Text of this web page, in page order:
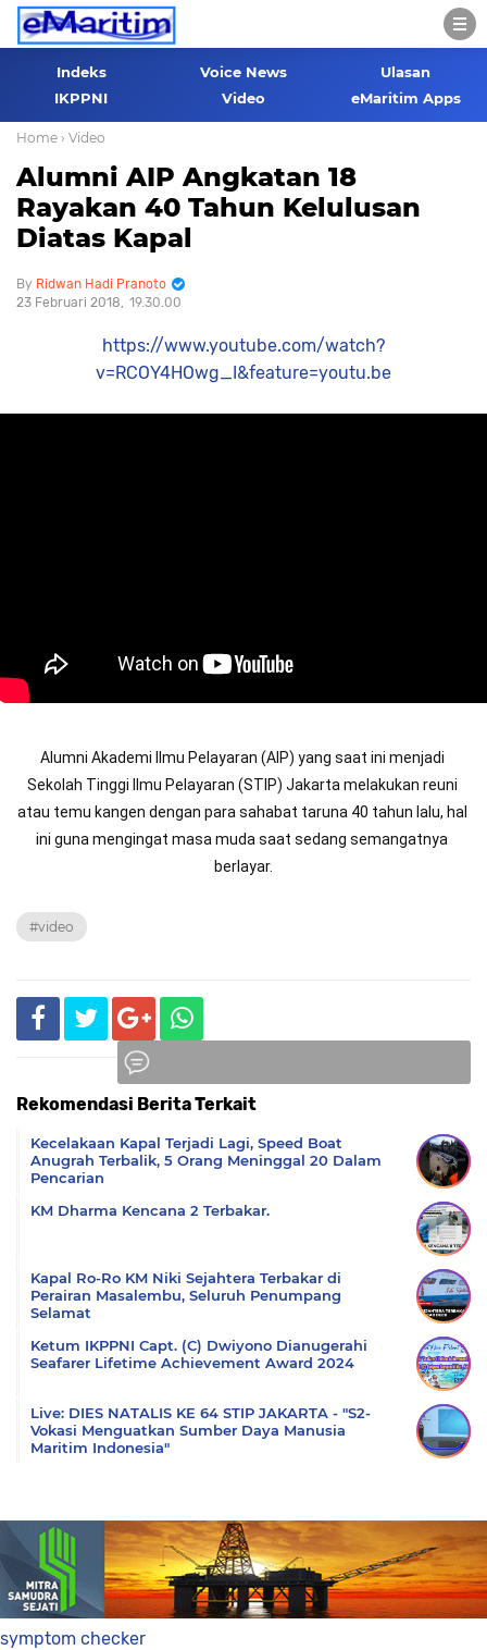
Indeks Voice News
Ulasan
IKPPNI
Video eMaritim Apps
Home › Video
Alumni AIP Angkatan 18
Rayakan 40 Tahun Kelulusan
Diatas Kapal
Ridwan Hadi Pranoto
23 Februari 2018
19.30.00
https://www.youtube.com/watch?
v=RCOY4HOwg_I&feature=youtu.be
Alumni Akademi Ilmu Pelayaran (AIP) yang saat ini menjadi
Sekolah Tinggi Ilmu Pelayaran (STIP) Jakarta melakukan reuni
atau temu kangen dengan para sahabat taruna 40 tahun lalu, hal
ini guna mengingat masa muda saat sedang semangatnya
berlayar.
#video
Rekomendasi Berita Terkait
Kecelakaan Kapal Terjadi Lagi, Speed Boat
Anugrah Terbalik, 5 Orang Meninggal 20 Dalam
Pencarian
KM Dharma Kencana 2 Terbakar.
Kapal Ro-Ro KM Niki Sejahtera Terbakar di
Perairan Masalembu, Seluruh Penumpang
Selamat
Ketum IKPPNI Capt. (C) Dwiyono Dianugerahi
Seafarer Lifetime Achievement Award 2024
Live: DIES NATALIS KE 64 STIP JAKARTA - "S2-
Vokasi Menguatkan Sumber Daya Manusia
Maritim Indonesia"
symptom checker